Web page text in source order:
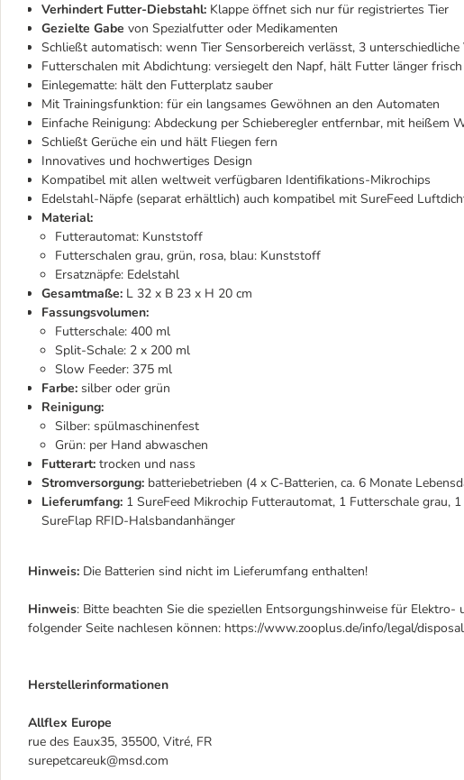
Verhindert Futter-Diebstahl: Klappe öffnet sich nur für registriertes Tier
Gezielte Gabe von Spezialfutter oder Medikamenten
Schließt automatisch: wenn Tier Sensorbereich verlässt, 3
Futterschalen mit Abdichtung: versiegelt den Napf, hält Futter länger frisch
Einlegematte: hält den Futterplatz sauber
Mit Trainingsfunktion: für ein langsames Gewöhnen an den Automaten
Einfache Reinigung: Abdeckung per Schieberegler entfernbar, mit heißem
Schließt Gerüche ein und hält Fliegen fern
Innovatives und hochwertiges Design
Kompatibel mit allen weltweit verfügbaren Identifikations-Mikrochips
Edelstahl-Näpfe (separat erhältlich) auch kompatibel mit SureFeed
Material:
Futterautomat: Kunststoff
Futterschalen grau, grün, rosa, blau: Kunststoff
Ersatznäpfe: Edelstahl
Gesamtmaße: L 32 x B 23 x H 20 cm
Fassungsvolumen:
Futterschale: 400 ml
Split-Schale: 2 x 200 ml
Slow Feeder: 375 ml
Farbe: silber oder grün
Reinigung:
Silber: spülmaschinenfest
Grün: per Hand abwaschen
Futterart: trocken und nass
Stromversorgung: batteriebetrieben (4 x C-Batterien, ca. 6 Monate
Lieferumfang: 1 SureFeed Mikrochip Futterautomat, 1 Futterschale grau,
SureFlap RFID-Halsbandanhänger
Hinweis: Die Batterien sind nicht im Lieferumfang enthalten!
Hinweis: Bitte beachten Sie die speziellen Entsorgungshinweise für
folgender Seite nachlesen können: https://www.zooplus.de/info/legal/disposal
Herstellerinformationen
Allflex Europe
rue des Eaux35, 35500, Vitré, FR
surepetcareuk@msd.com